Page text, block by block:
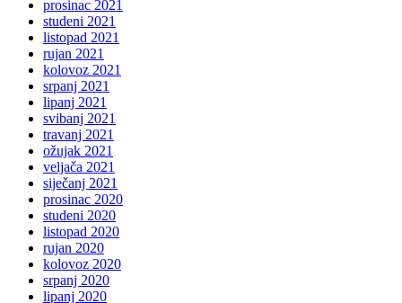
prosinac 2021
studeni 2021
listopad 2021
rujan 2021
kolovoz 2021
srpanj 2021
lipanj 2021
svibanj 2021
travanj 2021
ožujak 2021
veljača 2021
siječanj 2021
prosinac 2020
studeni 2020
listopad 2020
rujan 2020
kolovoz 2020
srpanj 2020
lipanj 2020